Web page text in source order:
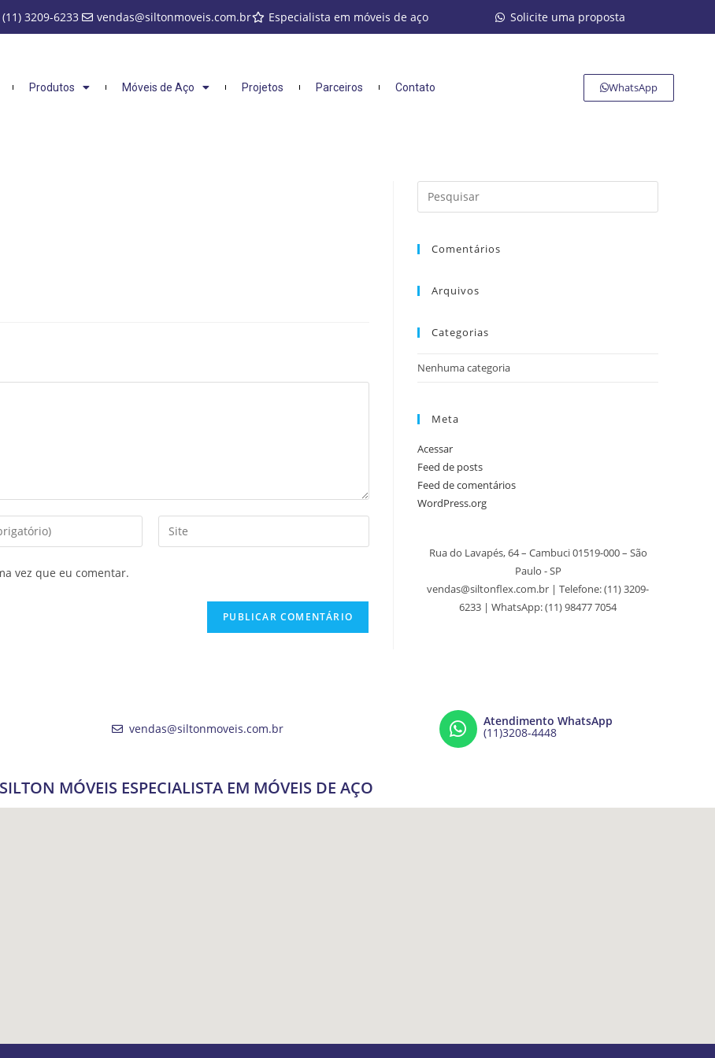
(11) 3209-6233 vendas@siltonmoveis.com.br Especialista em móveis de aço Solicite uma proposta
Produtos Móveis de Aço Projetos Parceiros Contato WhatsApp
vez que eu comentar.
Comentários
Arquivos
Categorias
Nenhuma categoria
Meta
Acessar
Feed de posts
Feed de comentários
WordPress.org
Rua do Lavapés, 64 – Cambuci 01519-000 – São
Paulo - SP
vendas@siltonflex.com.br | Telefone:(11) 3209-
6233 | WhatsApp: (11) 98477 7054
vendas@siltonmoveis.com.br
Atendimento WhatsApp
(11)3208-4448
SILTON MÓVEIS ESPECIALISTA EM MÓVEIS DE AÇO